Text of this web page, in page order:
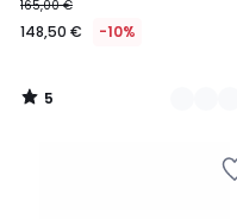
165,00 €
148,50 € -10%
5
/